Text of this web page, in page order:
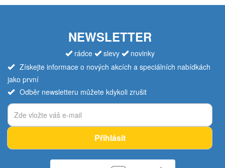
NEWSLETTER
rádce slevy
novinky
Získejte informace o nových akcích a speciálních nabídkách
jako první
Odběr newsletteru můžete kdykoli zrušit
Přihlásit